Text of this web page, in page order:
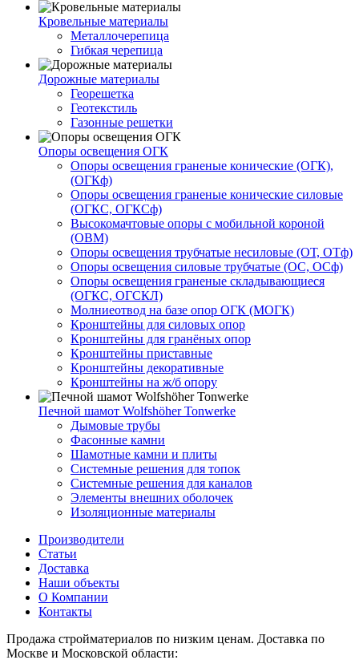
Кровельные материалы
Металлочерепица
Гибкая черепица
Дорожные материалы
Георешетка
Геотекстиль
Газонные решетки
Опоры освещения ОГК
Опоры освещения граненые конические (ОГК),
(ОГКф)
Опоры освещения граненые конические силовые
(ОГКС, ОГКСф)
Высокомачтовые опоры с мобильной короной
(ОВМ)
Опоры освещения трубчатые несиловые (ОТ, ОТф)
Опоры освещения силовые трубчатые (ОС, ОСф)
Опоры освещения граненые складывающиеся
(ОГКС, ОГСКЛ)
Молниеотвод на базе опор ОГК (МОГК)
Кронштейны для силовых опор
Кронштейны для гранёных опор
Кронштейны приставные
Кронштейны декоративные
Кронштейны на ж/б опору
Печной шамот Wolfshöher Tonwerke
Дымовые трубы
Фасонные камни
Шамотные камни и плиты
Системные решения для топок
Системные решения для каналов
Элементы внешних оболочек
Изоляционные материалы
Производители
Статьи
Доставка
Наши объекты
О Компании
Контакты
Продажа стройматериалов по низким ценам. Доставка по
Москве и Московской области: